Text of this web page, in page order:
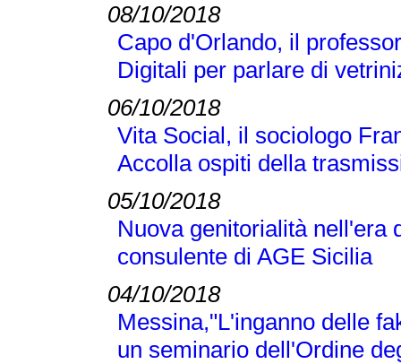
08/10/2018
Capo d'Orlando, il
Digitali per parlare di
06/10/2018
Vita Social, il sociologo
Accolla ospiti della
05/10/2018
Nuova genitorialità nell'era
consulente di AGE Sicilia
04/10/2018
Messina,"L'inganno delle
un seminario dell'Ordine